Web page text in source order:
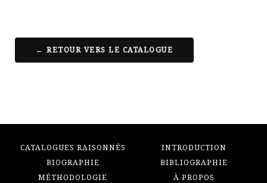
← RETOUR VERS LE CATALOGUE
CATALOGUES RAISONNÉS
INTRODUCTION
BIOGRAPHIE
BIBLIOGRAPHIE
MÉTHODOLOGIE
À PROPOS